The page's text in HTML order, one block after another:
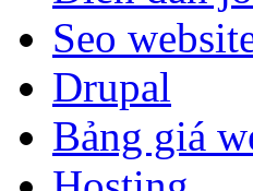
Seo
Drupal
Bảng giá